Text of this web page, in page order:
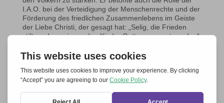
I.A.O. bei der Verteidigung der Menschenrechte und der
Förderung des friedlichen Zusammenlebens im Geiste
der Liebe Christi, der gesagt hat: „Selig, die Frieden
stiften, denn sie werden Kinder Gottes genannt werden“.
Konflikt in der Ukraine, der nicht nur die Stabilität der
innerhalb der orthodoxen Kirche führt. Er betet
unablässig für Frieden und Versöhnung.